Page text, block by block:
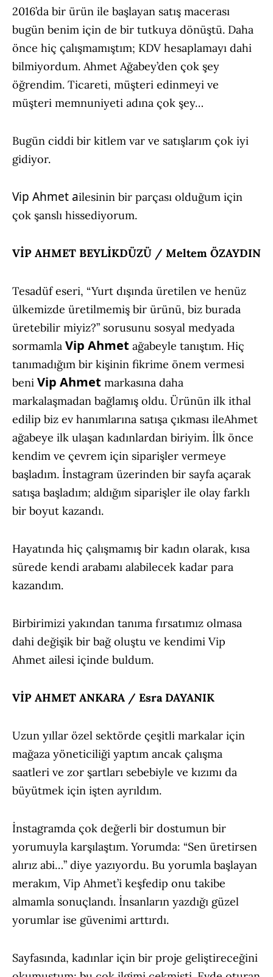
2016’da bir ürün ile başlayan satış macerası
bugün benim için de bir tutkuya dönüştü. Daha
önce hiç çalışmamıştım; KDV hesaplamayı dahi
bilmiyordum. Ahmet Ağabey’den çok şey
öğrendim. Ticareti, müşteri edinmeyi ve
müşteri memnuniyeti adına çok şey…
Bugün ciddi bir kitlem var ve satışlarım çok iyi
gidiyor.
Vip Ahmet ailesinin bir parçası olduğum için
çok şanslı hissediyorum.
VİP AHMET BEYLİKDÜZÜ / Meltem ÖZAYDIN
Tesadüf eseri, “Yurt dışında üretilen ve henüz
ülkemizde üretilmemiş bir ürünü, biz burada
üretebilir miyiz?” sorusunu sosyal medyada
sormamla Vip Ahmet ağabeyle tanıştım. Hiç
tanımadığım bir kişinin fikrime önem vermesi
beni Vip Ahmet markasına daha
markalaşmadan bağlamış oldu. Ürünün ilk ithal
edilip biz ev hanımlarına satışa çıkması ileAhmet
ağabeye ilk ulaşan kadınlardan biriyim. İlk önce
kendim ve çevrem için siparişler vermeye
başladım. İnstagram üzerinden bir sayfa açarak
satışa başladım; aldığım siparişler ile olay farklı
bir boyut kazandı.
Hayatında hiç çalışmamış bir kadın olarak, kısa
sürede kendi arabamı alabilecek kadar para
kazandım.
Birbirimizi yakından tanıma fırsatımız olmasa
dahi değişik bir bağ oluştu ve kendimi Vip
Ahmet ailesi içinde buldum.
VİP AHMET ANKARA / Esra DAYANIK
Uzun yıllar özel sektörde çeşitli markalar için
mağaza yöneticiliği yaptım ancak çalışma
saatleri ve zor şartları sebebiyle ve kızımı da
büyütmek için işten ayrıldım.
İnstagramda çok değerli bir dostumun bir
yorumuyla karşılaştım. Yorumda: “Sen üretirsen
alırız abi…” diye yazıyordu. Bu yorumla başlayan
merakım, Vip Ahmet’i keşfedip onu takibe
almamla sonuçlandı. İnsanların yazdığı güzel
yorumlar ise güvenimi arttırdı.
Sayfasında, kadınlar için bir proje geliştireceğini